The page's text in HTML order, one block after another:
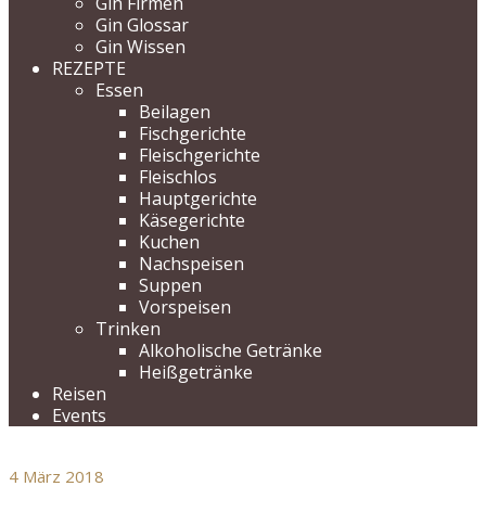
Gin Glossar
Gin Wissen
REZEPTE
Essen
Beilagen
Fischgerichte
Fleischgerichte
Fleischlos
Hauptgerichte
Käsegerichte
Kuchen
Nachspeisen
Suppen
Vorspeisen
Trinken
Alkoholische Getränke
Heißgetränke
Reisen
Events
4 März 2018